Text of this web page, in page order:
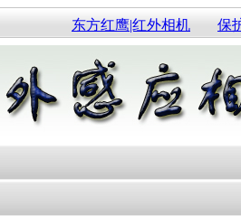
东方红鹰|红外相机 保